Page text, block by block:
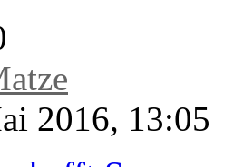
Geschichte
» 10.